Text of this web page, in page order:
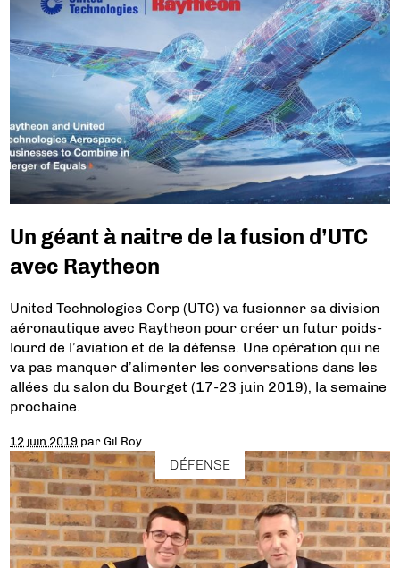
Un géant à naitre de la fusion d’UTC
avec Raytheon
United Technologies Corp (UTC) va fusionner sa division
aéronautique avec Raytheon pour créer un futur poids-
lourd de l’aviation et de la défense. Une opération qui ne
va pas manquer d’alimenter les conversations dans les
allées du salon du Bourget (17-23 juin 2019), la semaine
prochaine.
12 juin 2019 parGil Roy
DÉFENSE